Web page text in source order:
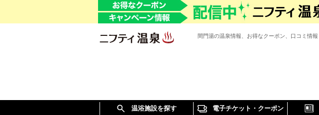
間門湯の温泉情報、お得なクーポン、口コミ情報
温浴施設を探す 電子チケット・クーポン